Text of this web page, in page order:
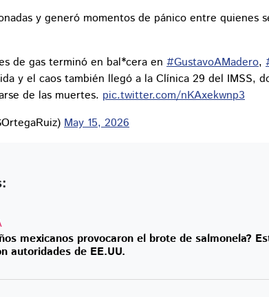
y generó momentos de pánico entre quienes
de gas terminó en bal*cera en #GustavoAMadero,
y el caos también llegó a la Clínica 29 del IMSS,
de las muertes. pic.twitter.com/nKAxekwnp3
May 15, 2026
mexicanos provocaron el brote de salmonela?
autoridades de EE.UU.